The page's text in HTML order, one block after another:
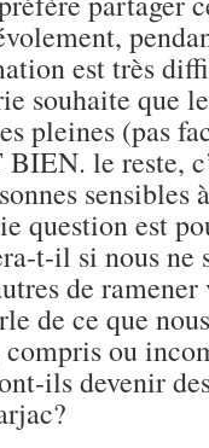
est très
souhaite que
pleines (pas
le reste,
sensibles
question est
t-il si nous ne
de
de ce que
ou
ils devenir